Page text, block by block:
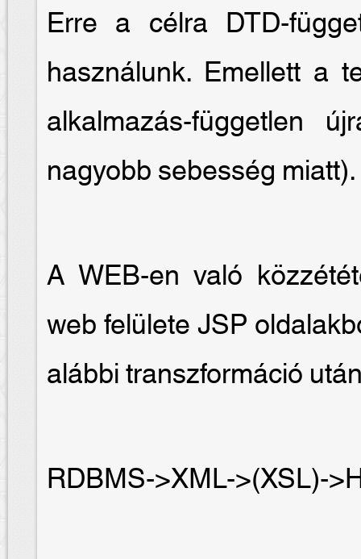
Erre a célra DTD-
használunk. Emellett a
alkalmazás-független
nagyobb sebesség miatt).
A WEB-en való
web felülete JSP
alábbi transzformáció
RDBMS->XML->(XSL)-